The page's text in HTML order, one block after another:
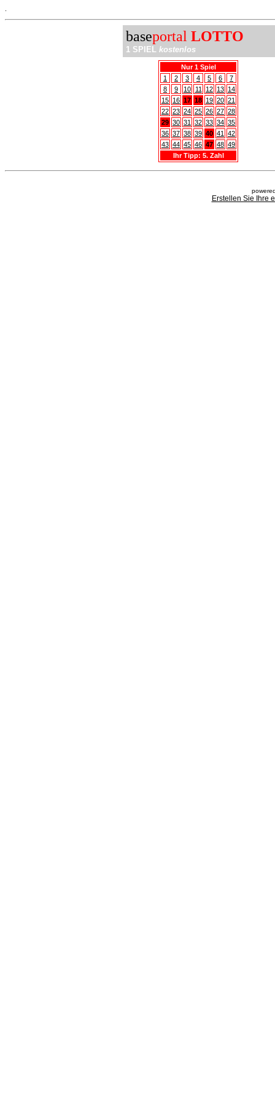
baseportal LOTTO
1 SPIEL kostenlos
Nur 1 Spiel
1
2 3 4 5 6
7
8
9 10 11 12 13 14
15 16 17 18 19 20 21
22 23 24 25 26 27 28
29 30 31 32 33 34 35
36 37 38 39 40 41
42
43 44 45 46 47 48 49
Ihr Tipp: 5. Zahl
Erstellen Sie Ihre